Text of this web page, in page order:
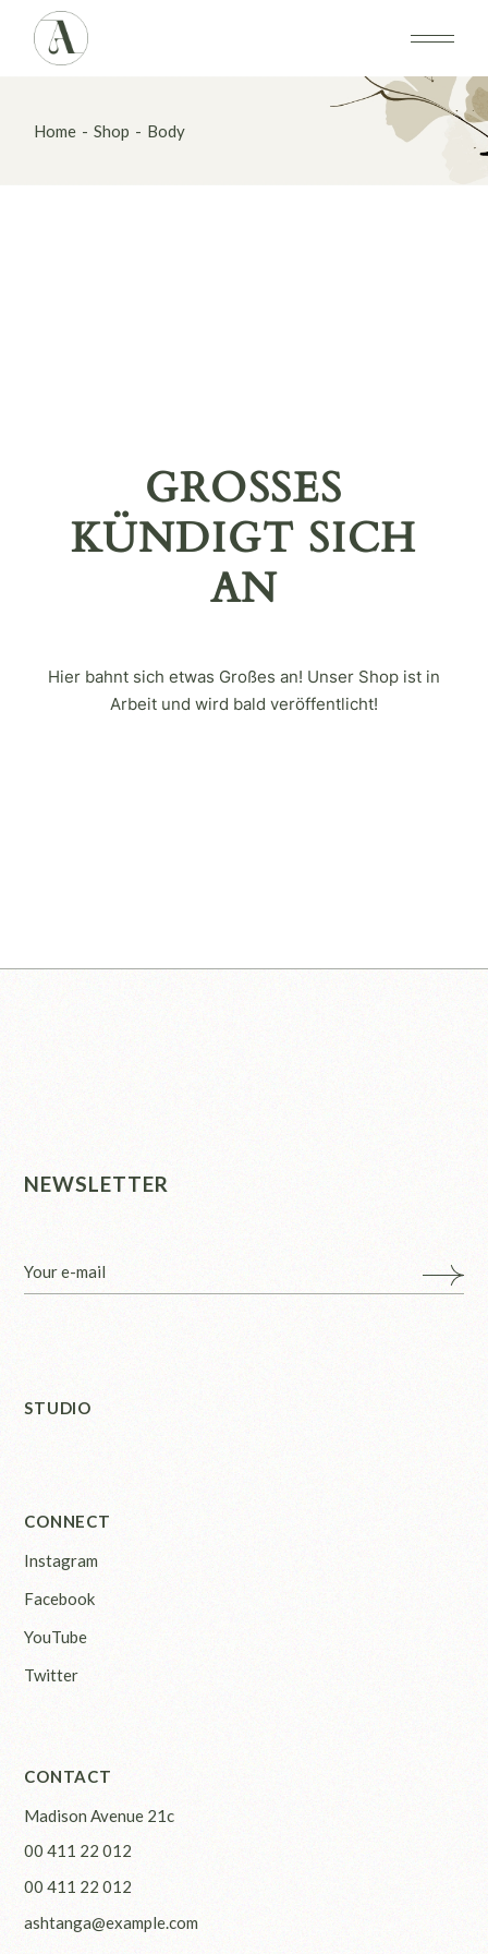
content
Home Shop Body
GROSSES K
ÜNDIGT SICH A
N
Hier bahnt sich etwas Großes an! Unser Shop ist in
Arbeit und wird bald veröffentlicht!
NEWSLETTER
STUDIO
CONNECT
Instagram
Facebook
YouTube
Twitter
CONTACT
Madison Avenue 21c
00 411 22 012
00 411 22 012
ashtanga@example.com